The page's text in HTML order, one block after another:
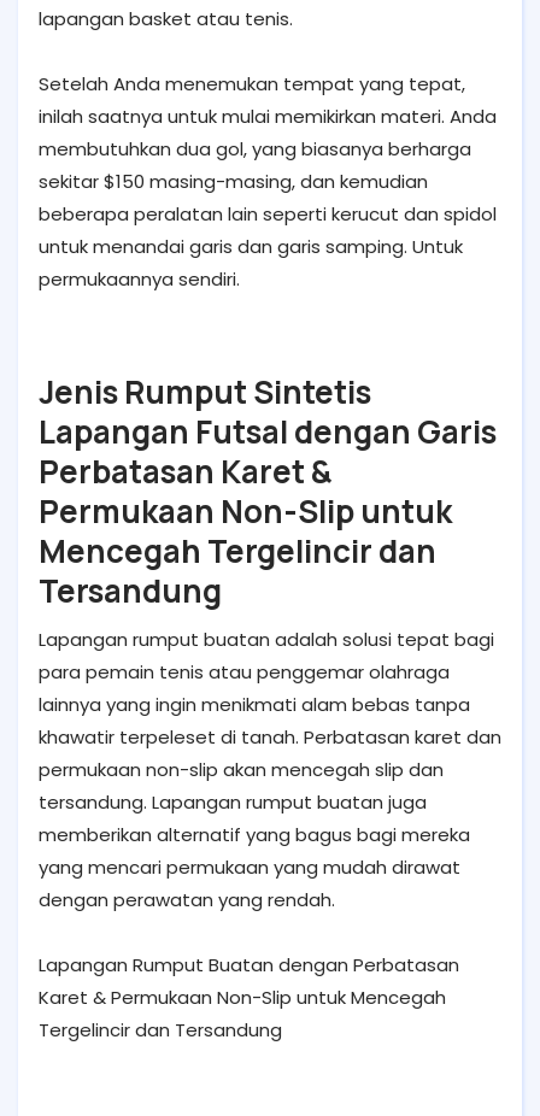
lapangan basket atau tenis.
Setelah Anda menemukan tempat yang tepat,
inilah saatnya untuk mulai memikirkan materi. Anda
membutuhkan dua gol, yang biasanya berharga
sekitar $150 masing-masing, dan kemudian
beberapa peralatan lain seperti kerucut dan spidol
untuk menandai garis dan garis samping. Untuk
permukaannya sendiri.
Jenis Rumput Sintetis
Lapangan Futsal dengan Garis
Perbatasan Karet &
Permukaan Non-Slip untuk
Mencegah Tergelincir dan
Tersandung
Lapangan rumput buatan adalah solusi tepat bagi
para pemain tenis atau penggemar olahraga
lainnya yang ingin menikmati alam bebas tanpa
khawatir terpeleset di tanah. Perbatasan karet dan
permukaan non-slip akan mencegah slip dan
tersandung. Lapangan rumput buatan juga
memberikan alternatif yang bagus bagi mereka
yang mencari permukaan yang mudah dirawat
dengan perawatan yang rendah.
Lapangan Rumput Buatan dengan Perbatasan
Karet & Permukaan Non-Slip untuk Mencegah
Tergelincir dan Tersandung